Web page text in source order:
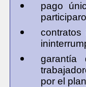
pago
por el